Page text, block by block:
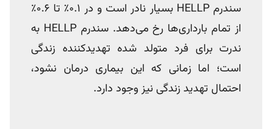
سندرم HELLP بسیار نادر است و در 0.1٪ تا 0.6٪
از تمام بارداری‌ها رخ می‌دهد. سندرم HELLP به
ندرت برای فرد متولد شده تهدیدکننده زندگی
است؛ اما زمانی که این بیماری درمان نشود،
احتمال تهدید زندگی نیز وجود دارد.